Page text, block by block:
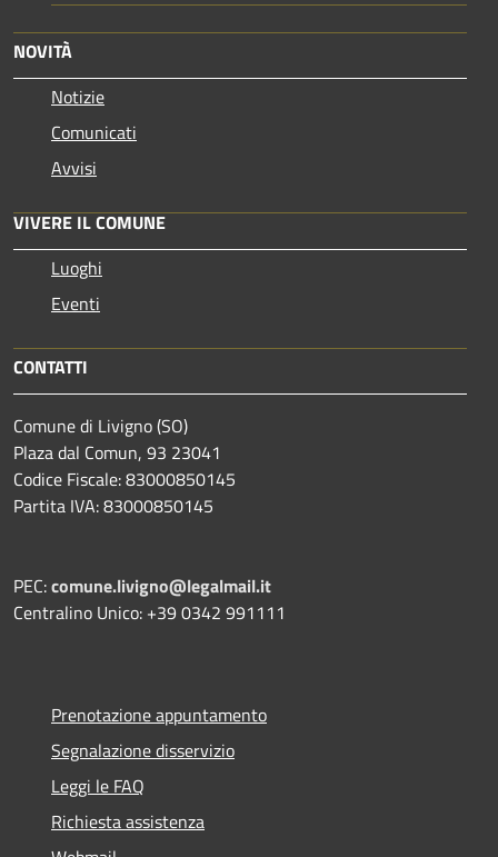
NOVITÀ
Notizie
Comunicati
Avvisi
VIVERE IL COMUNE
Luoghi
Eventi
CONTATTI
Comune di Livigno (SO)
Plaza dal Comun, 93 23041
Codice Fiscale: 83000850145
Partita IVA: 83000850145
PEC:comune.livigno@legalmail.it
Centralino Unico: +39 0342 991111
Prenotazione appuntamento
Segnalazione disservizio
Leggi le FAQ
Richiesta assistenza